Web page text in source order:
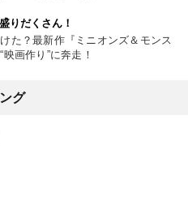
りだくさん！
た？最新作『ミニオンズ＆モンス
映画作り”に奔走！
グ